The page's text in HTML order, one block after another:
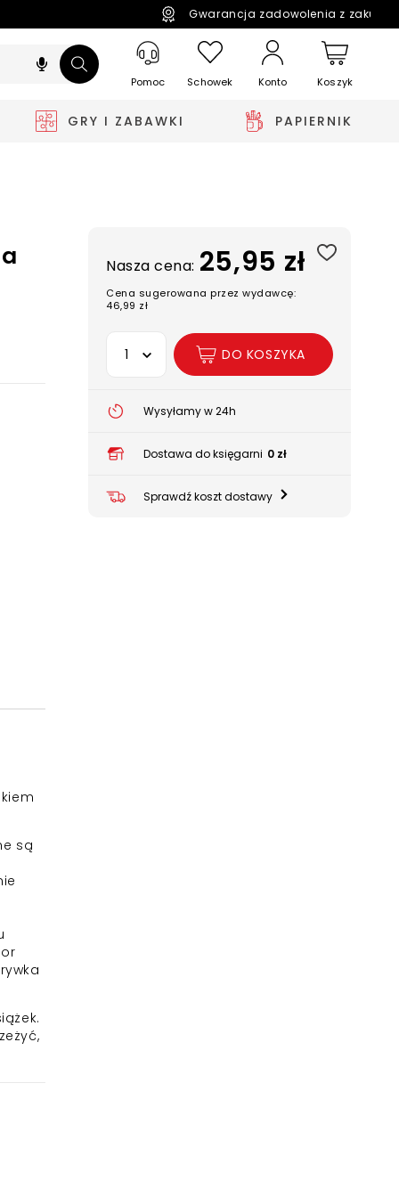
Gwarancja zadowolenia z
Pomoc Schowek Konto Koszyk
GRY I ZABAWKI PAPIERNIK
są
Nasza cena: 25,95 zł
Cena sugerowana przez wydawcę:
46,99 zł
Wybierz opcję
DO KOSZYKA
Wysyłamy w 24h
Dostawa do księgarni 0 zł
Sprawdź koszt dostawy